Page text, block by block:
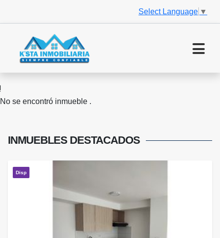
Select Language ▼
No se encontró inmueble .
INMUEBLES DESTACADOS
Disp